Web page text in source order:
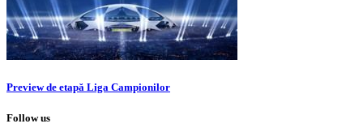
Preview de etapă Liga Campionilor
Follow us